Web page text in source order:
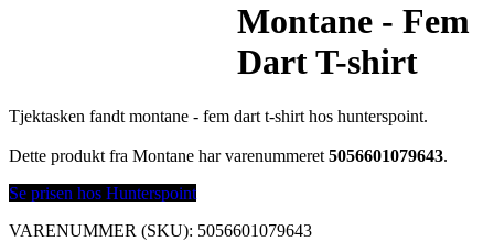
Montane - Fem
Dart T-shirt
Tjektasken fandt montane - fem dart t-shirt hos hunterspoint.
Dette produkt fra Montane har varenummeret 5056601079643.
Se prisen hos Hunterspoint
VARENUMMER (SKU): 5056601079643